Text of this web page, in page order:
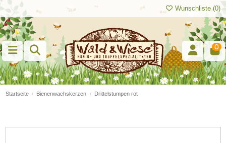
Wunschliste (0)
0
Startseite Bienenwachskerzen Drittelstumpen rot